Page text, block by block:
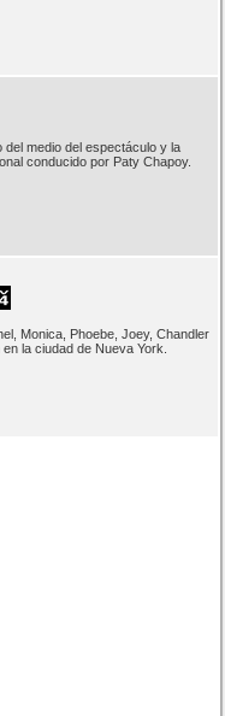
medio del espectáculo y la
conducido por Paty Chapoy.
Monica, Phoebe, Joey, Chandler
la ciudad de Nueva York.